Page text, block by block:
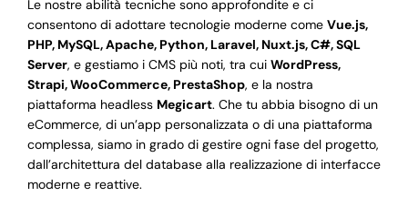
Le nostre abilità tecniche sono approfondite e ci
consentono di adottare tecnologie moderne come Vue.js,
PHP, MySQL, Apache, Python, Laravel, Nuxt.js, C#, SQL
Server, e gestiamo i CMS più noti, tra cui WordPress,
Strapi, WooCommerce, PrestaShop, e la nostra
piattaforma headless Megicart. Che tu abbia bisogno di un
eCommerce, di un’app personalizzata o di una piattaforma
complessa, siamo in grado di gestire ogni fase del progetto,
dall’architettura del database alla realizzazione di interfacce
moderne e reattive.